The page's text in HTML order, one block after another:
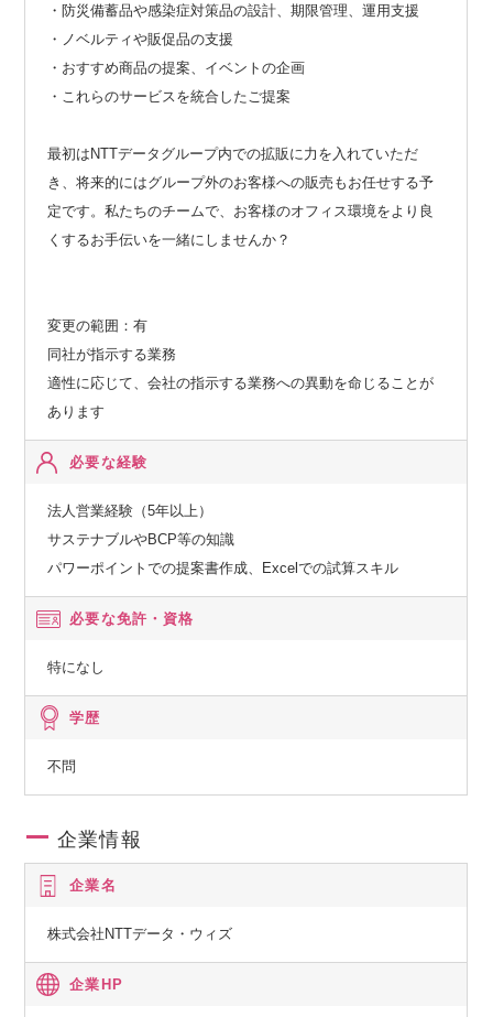
・防災備蓄品や感染症対策品の設計、期限管理、運用支援
・ノベルティや販促品の支援
・おすすめ商品の提案、イベントの企画
・これらのサービスを統合したご提案
最初はNTTデータグループ内での拡販に力を入れていただ
き、将来的にはグループ外のお客様への販売もお任せする予
定です。私たちのチームで、お客様のオフィス環境をより良
くするお手伝いを一緒にしませんか？
変更の範囲：有
同社が指示する業務
適性に応じて、会社の指示する業務への異動を命じることが
あります
必要な経験
法人営業経験（5年以上）
サステナブルやBCP等の知識
パワーポイントでの提案書作成、Excelでの試算スキル
必要な免許・資格
特になし
学歴
不問
企業情報
企業名
株式会社NTTデータ・ウィズ
企業HP